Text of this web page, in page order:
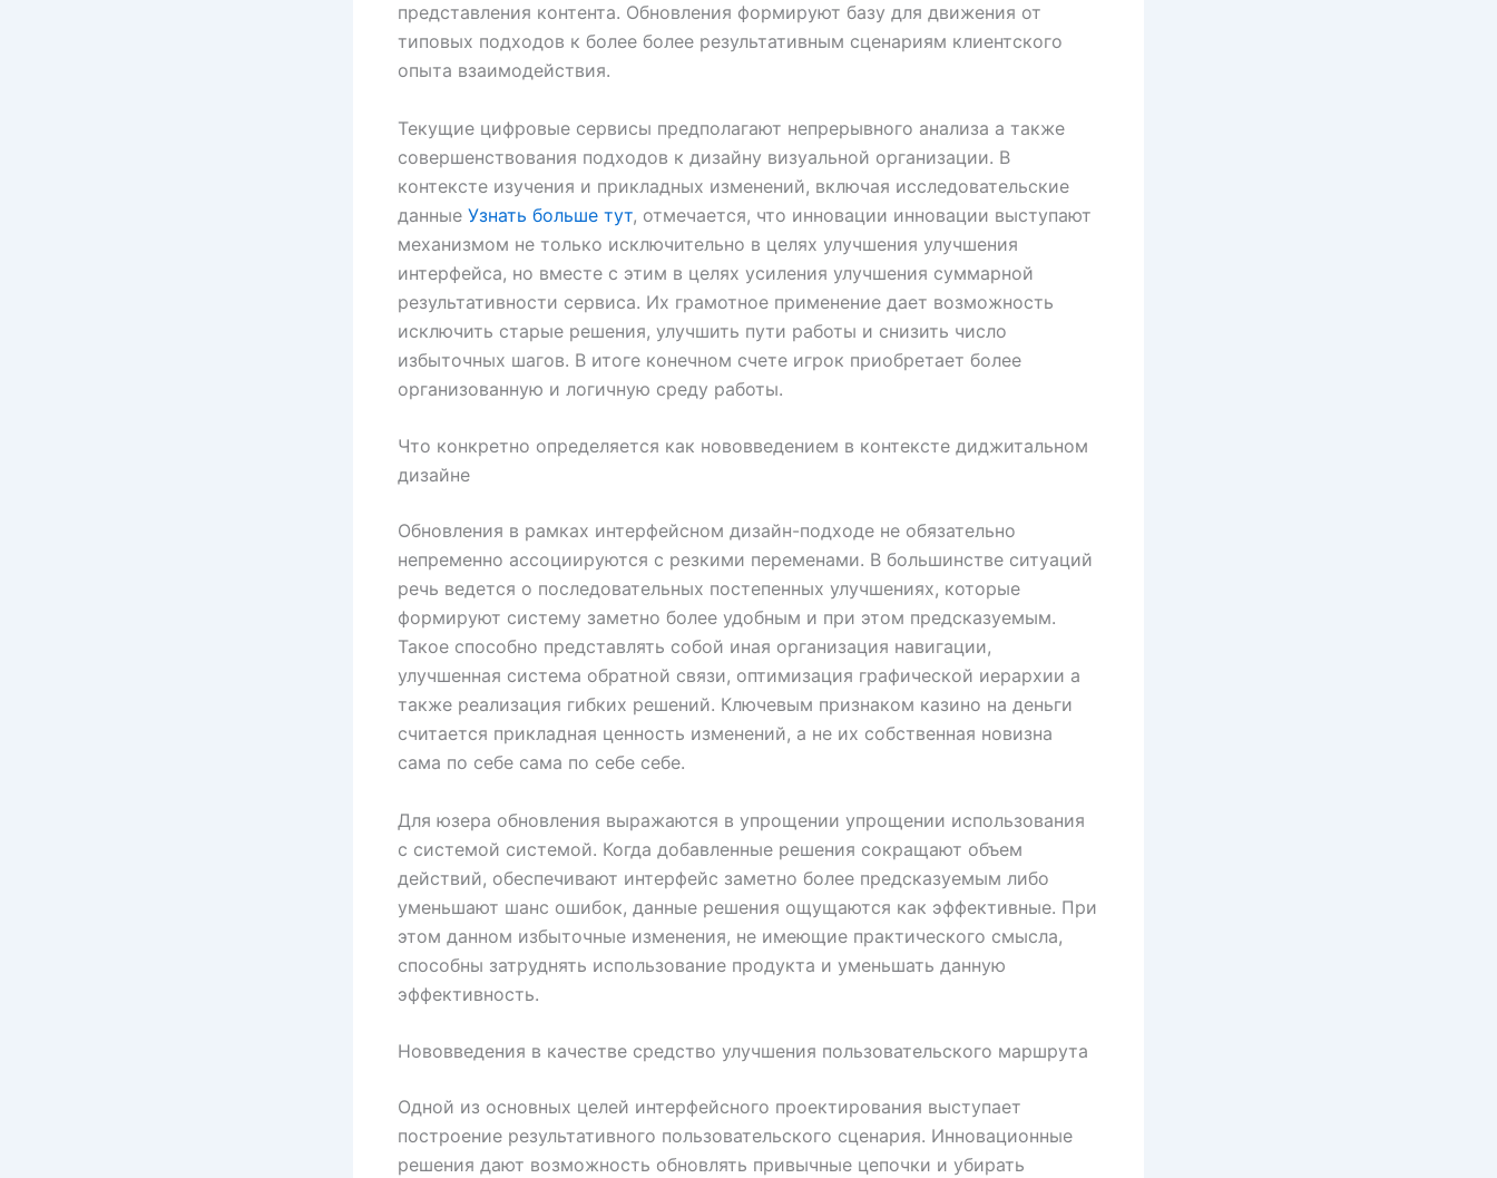
представления контента. Обновления формируют базу для движения от
типовых подходов к более более результативным сценариям клиентского
опыта взаимодействия.
Текущие цифровые сервисы предполагают непрерывного анализа а также
совершенствования подходов к дизайну визуальной организации. В
контексте изучения и прикладных изменений, включая исследовательские
данные Узнать больше тут, отмечается, что инновации инновации выступают
механизмом не только исключительно в целях улучшения улучшения
интерфейса, но вместе с этим в целях усиления улучшения суммарной
результативности сервиса. Их грамотное применение дает возможность
исключить старые решения, улучшить пути работы и снизить число
избыточных шагов. В итоге конечном счете игрок приобретает более
организованную и логичную среду работы.
Что конкретно определяется как нововведением в контексте диджитальном
дизайне
Обновления в рамках интерфейсном дизайн-подходе не обязательно
непременно ассоциируются с резкими переменами. В большинстве ситуаций
речь ведется о последовательных постепенных улучшениях, которые
формируют систему заметно более удобным и при этом предсказуемым.
Такое способно представлять собой иная организация навигации,
улучшенная система обратной связи, оптимизация графической иерархии а
также реализация гибких решений. Ключевым признаком казино на деньги
считается прикладная ценность изменений, а не их собственная новизна
сама по себе сама по себе себе.
Для юзера обновления выражаются в упрощении упрощении использования
с системой системой. Когда добавленные решения сокращают объем
действий, обеспечивают интерфейс заметно более предсказуемым либо
уменьшают шанс ошибок, данные решения ощущаются как эффективные. При
этом данном избыточные изменения, не имеющие практического смысла,
способны затруднять использование продукта и уменьшать данную
эффективность.
Нововведения в качестве средство улучшения пользовательского маршрута
Одной из основных целей интерфейсного проектирования выступает
построение результативного пользовательского сценария. Инновационные
решения дают возможность обновлять привычные цепочки и убирать